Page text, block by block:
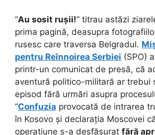
“Au sosit rușii!” titrau astăzi
prima pagină, deasupra
rusesc care traversa Belgradul.
pentru Reînnoirea Serbiei (SPO)
printr-un comunicat de presă, că
aventură politico-militară ar trebui
episod fără urmări asupra
“Confuzia provocată de intrarea
în Kosovo și declarația Moscovei
operațiune s-a desfășurat fără